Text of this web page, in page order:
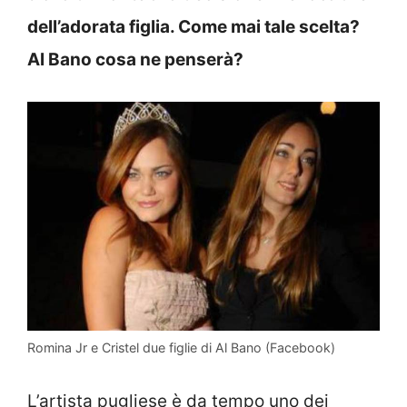
dell’adorata figlia. Come mai tale scelta?
Al Bano cosa ne penserà?
Romina Jr e Cristel due figlie di Al Bano (Facebook)
L’artista pugliese è da tempo uno dei